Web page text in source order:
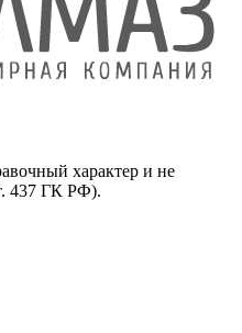
характер и не
437 ГК РФ).